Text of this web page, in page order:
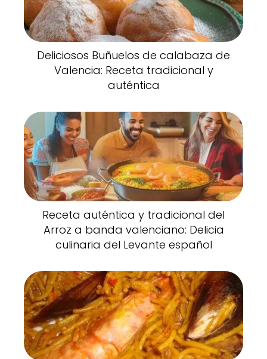
Deliciosos Buñuelos de calabaza de
Valencia: Receta tradicional y
auténtica
Receta auténtica y tradicional del
Arroz a banda valenciano: Delicia
culinaria del Levante español